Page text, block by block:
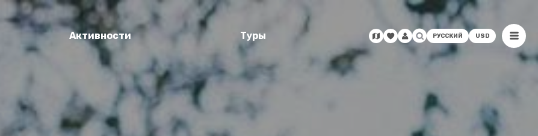
Активности Туры РУССКИЙ USD